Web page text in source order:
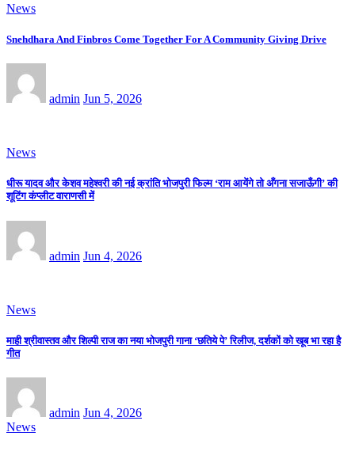
News
Snehdhara And Finbros Come Together For A Community Giving Drive
admin Jun 5, 2026
News
धीरू यादव और केशव महेश्वरी की नई क्रांति भोजपुरी फिल्म ‘राम आयेंगे तो अँगना सजाऊँगी’ की
शूटिंग कंप्लीट वाराणसी में
admin Jun 4, 2026
News
माही श्रीवास्तव और शिल्पी राज का नया भोजपुरी गाना ‘छतिये पे’ रिलीज, दर्शकों को खूब भा रहा है
गीत
admin Jun 4, 2026
News